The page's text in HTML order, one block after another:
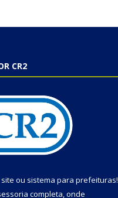
CR2
ou sistema para prefeituras!
completa, onde